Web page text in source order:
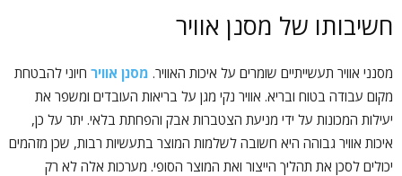
חשיבותו של מסנן אוויר
מסנני אוויר תעשייתיים שומרים על איכות האוויר. מסנן אוויר חיוני להבטחת
מקום עבודה בטוח ובריא. אוויר נקי מגן על בריאות העובדים ומשפר את
יעילות המכונות על ידי מניעת הצטברות אבק והפחתת בלאי. יתר על כן,
איכות אוויר גבוהה היא חשובה לשלמות המוצר בתעשיות רבות, שכן מזהמים
יכולים לסכן את תהליך הייצור ואת המוצר הסופי. מערכות אלה לא רק